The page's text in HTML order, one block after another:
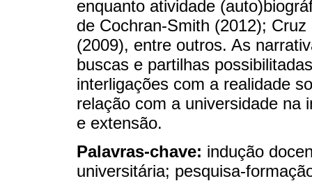
enquanto atividade
de Cochran-Smith (2012);
(2009), entre outros. As
buscas e partilhas
interligações com a realidade
relação com a universidade na
e extensão.
Palavras-chave: indução
universitária; pesquisa-